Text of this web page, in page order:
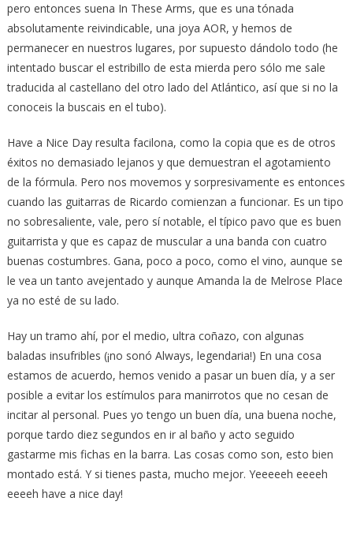
pero entonces suena In These Arms, que es una tónada
absolutamente reivindicable, una joya AOR, y hemos de
permanecer en nuestros lugares, por supuesto dándolo todo (he
intentado buscar el estribillo de esta mierda pero sólo me sale
traducida al castellano del otro lado del Atlántico, así que si no la
conoceis la buscais en el tubo).
Have a Nice Day resulta facilona, como la copia que es de otros
éxitos no demasiado lejanos y que demuestran el agotamiento
de la fórmula. Pero nos movemos y sorpresivamente es entonces
cuando las guitarras de Ricardo comienzan a funcionar. Es un tipo
no sobresaliente, vale, pero sí notable, el típico pavo que es buen
guitarrista y que es capaz de muscular a una banda con cuatro
buenas costumbres. Gana, poco a poco, como el vino, aunque se
le vea un tanto avejentado y aunque Amanda la de Melrose Place
ya no esté de su lado.
Hay un tramo ahí, por el medio, ultra coñazo, con algunas
baladas insufribles (¡no sonó Always, legendaria!) En una cosa
estamos de acuerdo, hemos venido a pasar un buen día, y a ser
posible a evitar los estímulos para manirrotos que no cesan de
incitar al personal. Pues yo tengo un buen día, una buena noche,
porque tardo diez segundos en ir al baño y acto seguido
gastarme mis fichas en la barra. Las cosas como son, esto bien
montado está. Y si tienes pasta, mucho mejor. Yeeeeeh eeeeh
eeeeh have a nice day!